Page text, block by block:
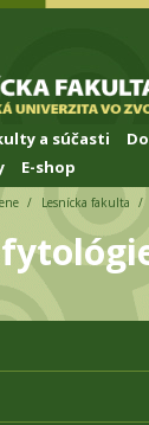
a súčasti
E-shop
Lesnícka fakulta